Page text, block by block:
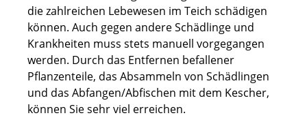
die zahlreichen Lebewesen im Teich schädigen
können. Auch gegen andere Schädlinge und
Krankheiten muss stets manuell vorgegangen
werden. Durch das Entfernen befallener
Pflanzenteile, das Absammeln von Schädlingen
und das Abfangen/Abfischen mit dem Kescher,
können Sie sehr viel erreichen.